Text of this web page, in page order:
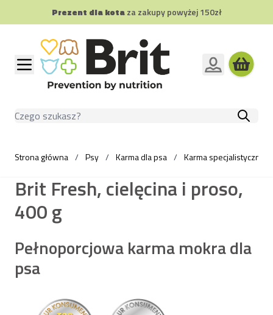
Prezent dla kotaza zakupy powyżej 150zł
Przejdź do treści
Szukaj
Strona główna / Psy / Karma dla psa / Karma specjalistyczna
Brit Fresh, cielęcina i proso,
400 g
Pełnoporcjowa karma mokra dla
psa